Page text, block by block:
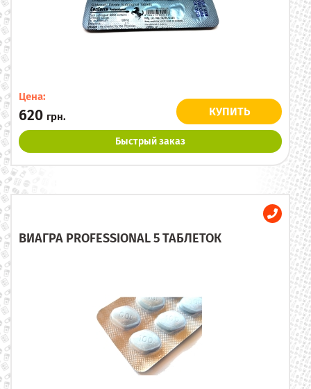
Цена:
620 грн. КУПИТЬ
Быстрый заказ
ВИАГРА PROFESSIONAL 5 ТАБЛЕТОК